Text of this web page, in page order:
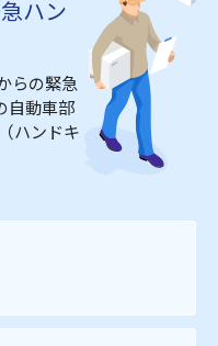
ハン
らの緊急
自動車部
ハンドキ